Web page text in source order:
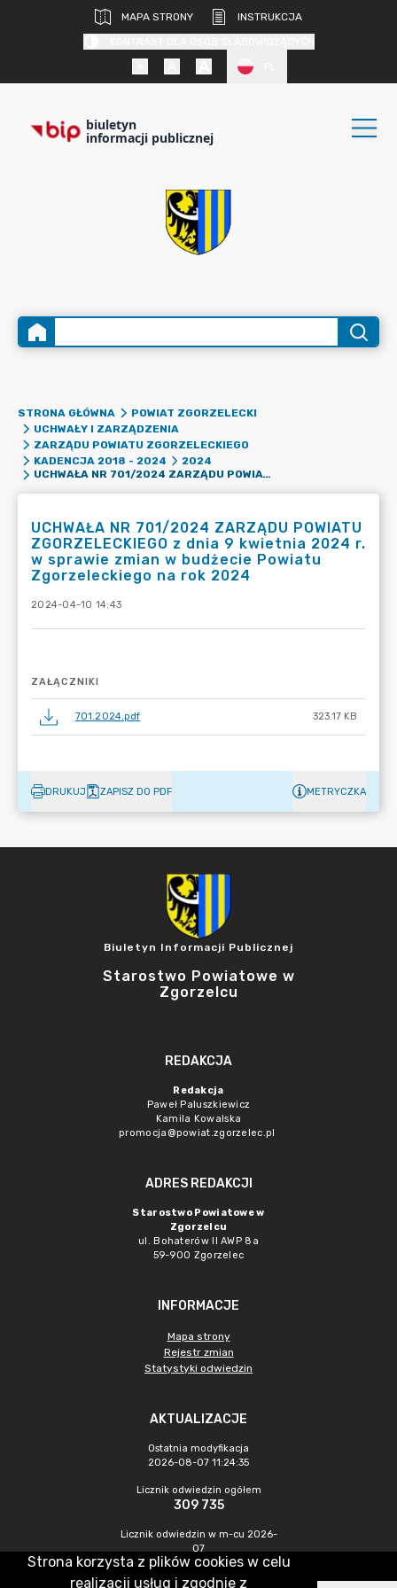
MAPA STRONY
INSTRUKCJA
biuletyn
informacji publicznej
STRONA GŁÓWNA
POWIAT ZGORZELECKI
UCHWAŁY I ZARZĄDZENIA
ZARZĄDU POWIATU ZGORZELECKIEGO
KADENCJA 2018 - 2024
2024
UCHWAŁA NR 701/2024 ZARZĄDU POWIATU ZGORZELECKIEGO Z DNIA 9 KWIETNIA 2024 R. W SPRAWIE ZMIAN W BUDŻECIE POWIATU ZGORZELECKIEGO NA ROK 2024
UCHWAŁA NR 701/2024 ZARZĄDU POWIATU
ZGORZELECKIEGO z dnia 9 kwietnia 2024 r.
w sprawie zmian w budżecie Powiatu
Zgorzeleckiego na rok 2024
2024-04-10 14:43
ZAŁĄCZNIKI
701.2024.pdf 323.17 KB
DRUKUJ ZAPISZ DO PDF METRYCZKA
Biuletyn Informacji Publicznej
Starostwo Powiatowe w
Zgorzelcu
REDAKCJA
Redakcja
Paweł Paluszkiewicz
Kamila Kowalska
promocja@powiat.zgorzelec.pl
ADRES REDAKCJI
Starostwo Powiatowe w
Zgorzelcu
ul. Bohaterów II AWP 8a
59-900 Zgorzelec
INFORMACJE
Mapa strony
Rejestr zmian
Statystyki odwiedzin
AKTUALIZACJE
Ostatnia modyfikacja
2026-08-07 11:24:35
Licznik odwiedzin ogółem
309 735
Licznik odwiedzin w m-cu 2026-
07
433
Strona korzysta z plików cookies w celu
realizacji usług i zgodnie z